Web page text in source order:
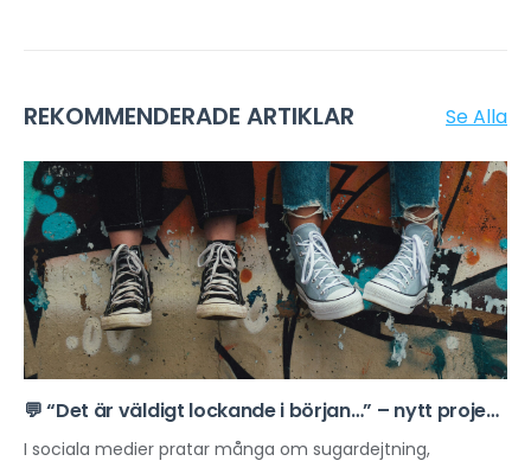
REKOMMENDERADE ARTIKLAR Se Alla
💬 “Det är väldigt lockande i början…” – nytt projekt
om sexuell exploatering online
I sociala medier pratar många om sugardejtning,